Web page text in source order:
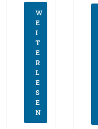
W
E
I
T
E
R
L
E
S
E
N